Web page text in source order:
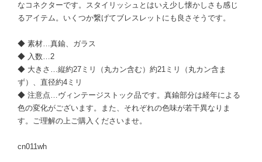
なコネクターです。スタイリッシュとはいえ少し懐かしさも感じ
るアイテム。いくつか繋げてブレスレットにも良さそうです。
◆ 素材…真鍮、ガラス
◆ 入数…2
◆ 大きさ…縦約27ミリ（丸カン含む）約21ミリ（丸カン含ま
ず）、直径約4ミリ
◆ 注意点…ヴィンテージストック品です。真鍮部分は経年による
色の変化がございます。また、それぞれの色味が若干異なりま
す。ご理解の上ご購入くださいませ。
cn011wh